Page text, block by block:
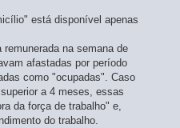
está disponível apenas
na semana de
afastadas por período
como "ocupadas". Caso
a 4 meses, essas
da força de trabalho" e,
do trabalho.